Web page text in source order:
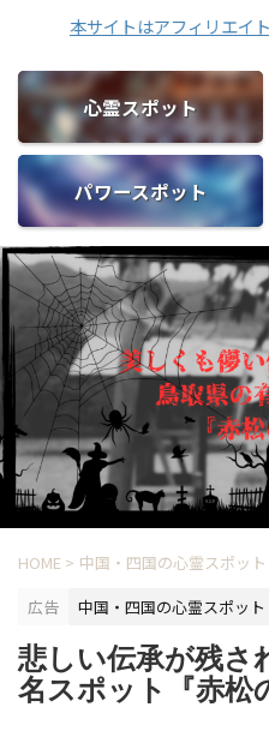
本サイトはアフィリエイト広告を
心霊スポット
パワースポット
HOME > 中国・四国の心霊スポット
広告
中国・四国の心霊スポット
悲しい伝承が残さ
名スポット『赤松